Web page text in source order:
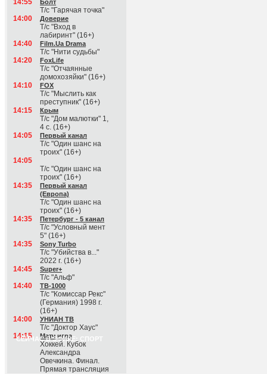
14:55
Болт
Т/с "Гарячая точка"
14:00
Доверие
Т/с "Вход в
лабиринт" (16+)
14:40
Film.Ua Drama
Т/с "Нити судьбы"
14:20
FoxLife
Т/с "Отчаянные
домохозяйки" (16+)
14:10
FOX
Т/с "Мыслить как
преступник" (16+)
14:15
Крым
Т/с "Дом малютки" 1,
4 с. (16+)
14:05
Первый канал
Т/с "Один шанс на
троих" (16+)
14:05
Т/с "Один шанс на
троих" (16+)
14:35
Первый канал
(Европа)
Т/с "Один шанс на
троих" (16+)
14:35
Петербург - 5 канал
Т/с "Условный мент
5" (16+)
14:35
Sony Turbo
Т/с "Убийства в..."
2022 г. (16+)
14:45
Super+
Т/с "Альф"
14:40
ТВ-1000
Т/с "Комиссар Рекс"
(Германия) 1998 г.
(16+)
14:00
УНИАН ТВ
Т/с "Доктор Хаус"
СЕЙЧАС В ЭФИРЕ: СПОРТ
14:15 Матч игра
Хоккей. Кубок
Александра
Овечкина. Финал.
Прямая трансляция